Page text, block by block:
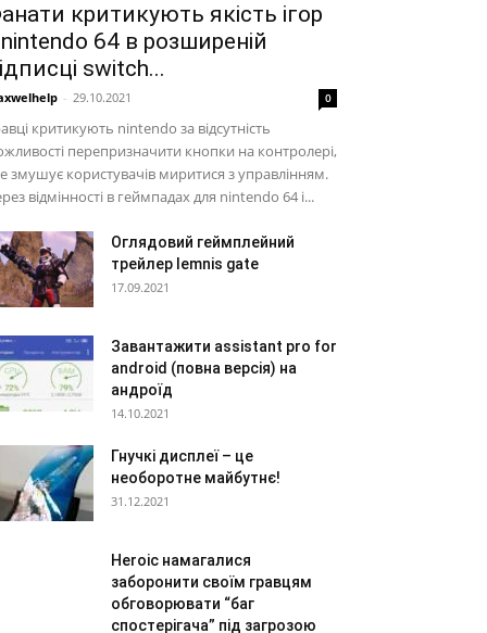
критикують якість ігор
64 в розширеній
switch...
- 29.10.2021 0
критикують nintendo за відсутність
перепризначити кнопки на контролері,
змушує користувачів миритися з управлінням.
відмінності в геймпадах для nintendo 64 і...
Оглядовий геймплейний
трейлер lemnis gate
17.09.2021
Завантажити assistant pro for
android (повна версія) на
андроїд
14.10.2021
Гнучкі дисплеї – це
необоротне майбутнє!
31.12.2021
Heroic намагалися
заборонити своїм гравцям
обговорювати “баг
спостерігача” під загрозою